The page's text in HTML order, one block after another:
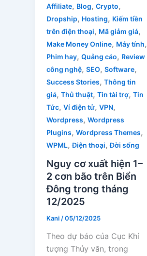
Affiliate, Blog, Crypto,
Dropship, Hosting, Kiếm tiền
trên điện thoại, Mã giảm giá,
Make Money Online, Máy tính,
Phim hay, Quảng cáo, Review
công nghệ, SEO, Software,
Success Stories, Thông tin
giá, Thủ thuật, Tin tài trợ, Tin
Tức, Ví điện tử, VPN,
Wordpress, Wordpress
Plugins, Wordpress Themes,
WPML,Điện thoại,Đời sống
Nguy cơ xuất hiện 1–
2 cơn bão trên Biển
Đông trong tháng
12/2025
Kani /05/12/2025
Theo dự báo của Cục Khí
tượng Thủy văn, trong